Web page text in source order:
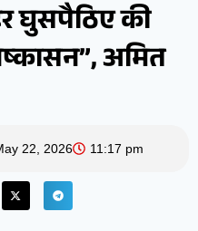
घुसपैठिए की
अमित
22, 2026 11:17 pm